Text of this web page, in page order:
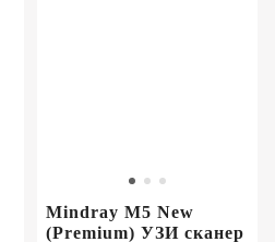
Mindray M5 New
(Premium) УЗИ сканер